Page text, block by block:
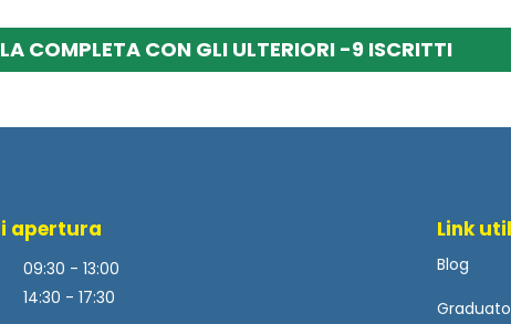
COMPLETA CON GLI ULTERIORI -9 ISCRITTI
apertura
09:30 - 13:00
14:30 - 17:30
Link
Blog